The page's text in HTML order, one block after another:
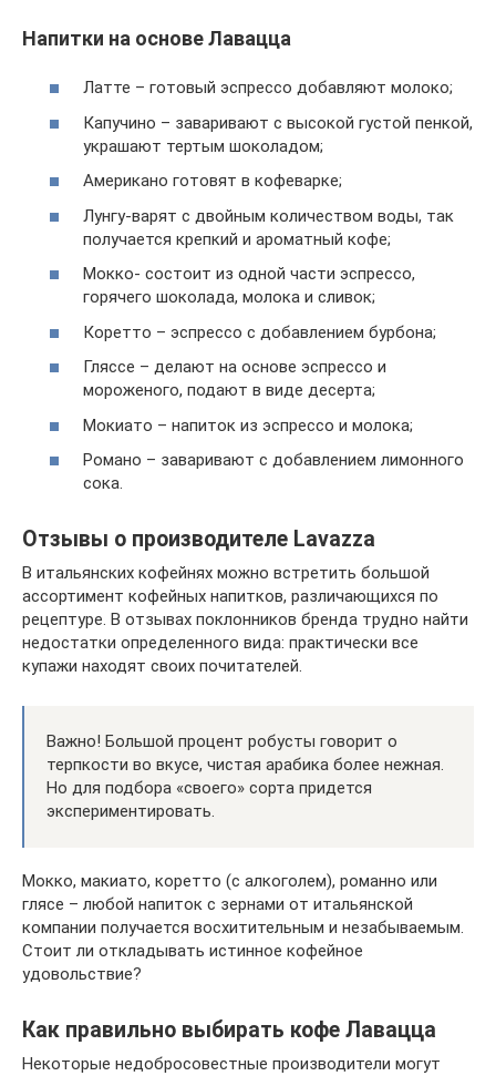
Напитки на основе Лавацца
Латте – готовый эспрессо добавляют молоко;
Капучино – заваривают с высокой густой пенкой,
украшают тертым шоколадом;
Американо готовят в кофеварке;
Лунгу-варят с двойным количеством воды, так
получается крепкий и ароматный кофе;
Мокко- состоит из одной части эспрессо,
горячего шоколада, молока и сливок;
Коретто – эспрессо с добавлением бурбона;
Гляссе – делают на основе эспрессо и
мороженого, подают в виде десерта;
Мокиато – напиток из эспрессо и молока;
Романо – заваривают с добавлением лимонного
сока.
Отзывы о производителе Lavazza
В итальянских кофейнях можно встретить большой
ассортимент кофейных напитков, различающихся по
рецептуре. В отзывах поклонников бренда трудно найти
недостатки определенного вида: практически все
купажи находят своих почитателей.
Важно! Большой процент робусты говорит о
терпкости во вкусе, чистая арабика более нежная.
Но для подбора «своего» сорта придется
экспериментировать.
Мокко, макиато, коретто (с алкоголем), романно или
глясе – любой напиток с зернами от итальянской
компании получается восхитительным и незабываемым.
Стоит ли откладывать истинное кофейное
удовольствие?
Как правильно выбирать кофе Лавацца
Некоторые недобросовестные производители могут